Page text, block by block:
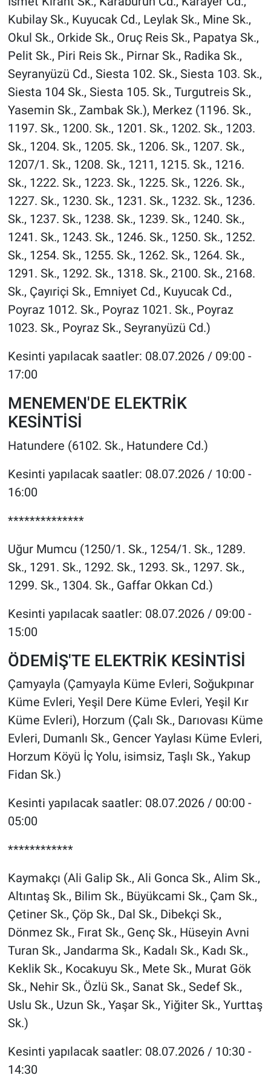
Kubilay Sk., Kuyucak Cd., Leylak Sk., Mine Sk.,
Okul Sk., Orkide Sk., Oruç Reis Sk., Papatya Sk.,
Pelit Sk., Piri Reis Sk., Pirnar Sk., Radika Sk.,
Seyranyüzü Cd., Siesta 102. Sk., Siesta 103. Sk.,
Siesta 104 Sk., Siesta 105. Sk., Turgutreis Sk.,
Yasemin Sk., Zambak Sk.), Merkez (1196. Sk.,
1197. Sk., 1200. Sk., 1201. Sk., 1202. Sk., 1203.
Sk., 1204. Sk., 1205. Sk., 1206. Sk., 1207. Sk.,
1207/1. Sk., 1208. Sk., 1211, 1215. Sk., 1216.
Sk., 1222. Sk., 1223. Sk., 1225. Sk., 1226. Sk.,
1227. Sk., 1230. Sk., 1231. Sk., 1232. Sk., 1236.
Sk., 1237. Sk., 1238. Sk., 1239. Sk., 1240. Sk.,
1241. Sk., 1243. Sk., 1246. Sk., 1250. Sk., 1252.
Sk., 1254. Sk., 1255. Sk., 1262. Sk., 1264. Sk.,
1291. Sk., 1292. Sk., 1318. Sk., 2100. Sk., 2168.
Sk., Çayıriçi Sk., Emniyet Cd., Kuyucak Cd.,
Poyraz 1012. Sk., Poyraz 1021. Sk., Poyraz
1023. Sk., Poyraz Sk., Seyranyüzü Cd.)
Kesinti yapılacak saatler: 08.07.2026 / 09:00 -
17:00
MENEMEN'DE ELEKTRİK
KESİNTİSİ
Hatundere (6102. Sk., Hatundere Cd.)
Kesinti yapılacak saatler: 08.07.2026 / 10:00 -
16:00
**************
Uğur Mumcu (1250/1. Sk., 1254/1. Sk., 1289.
Sk., 1291. Sk., 1292. Sk., 1293. Sk., 1297. Sk.,
1299. Sk., 1304. Sk., Gaffar Okkan Cd.)
Kesinti yapılacak saatler: 08.07.2026 / 09:00 -
15:00
ÖDEMİŞ'TE ELEKTRİK KESİNTİSİ
Çamyayla (Çamyayla Küme Evleri, Soğukpınar
Küme Evleri, Yeşil Dere Küme Evleri, Yeşil Kır
Küme Evleri), Horzum (Çalı Sk., Darıovası Küme
Evleri, Dumanlı Sk., Gencer Yaylası Küme Evleri,
Horzum Köyü İç Yolu, isimsiz, Taşlı Sk., Yakup
Fidan Sk.)
Kesinti yapılacak saatler: 08.07.2026 / 00:00 -
05:00
************
Kaymakçı (Ali Galip Sk., Ali Gonca Sk., Alim Sk.,
Altıntaş Sk., Bilim Sk., Büyükcami Sk., Çam Sk.,
Çetiner Sk., Çöp Sk., Dal Sk., Dibekçi Sk.,
Dönmez Sk., Fırat Sk., Genç Sk., Hüseyin Avni
Turan Sk., Jandarma Sk., Kadalı Sk., Kadı Sk.,
Keklik Sk., Kocakuyu Sk., Mete Sk., Murat Gök
Sk., Nehir Sk., Özlü Sk., Sanat Sk., Sedef Sk.,
Uslu Sk., Uzun Sk., Yaşar Sk., Yiğiter Sk., Yurttaş
Sk.)
Kesinti yapılacak saatler: 08.07.2026 / 10:30 -
14:30